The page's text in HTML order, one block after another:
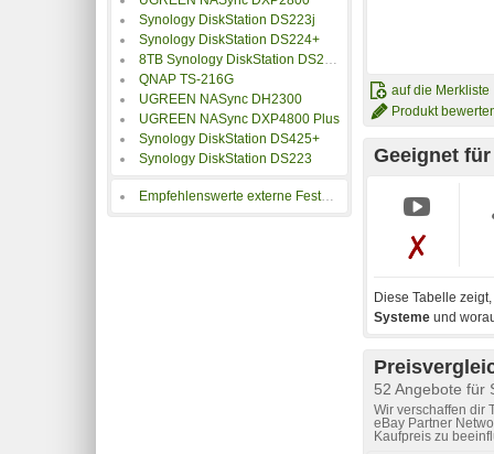
Synology DiskStation DS223j
Synology DiskStation DS224+
8TB Synology DiskStation DS224+
QNAP TS-216G
UGREEN NASync DH2300
UGREEN NASync DXP4800 Plus
Synology DiskStation DS425+
Synology DiskStation DS223
Empfehlenswerte externe Festplatten für Backups
auf die Merkliste
Produkt
Geeignet
Diese Tabelle
Systeme und
52 Angebote für
Wir verschaffen dir
eBay Partner
Kaufpreis zu